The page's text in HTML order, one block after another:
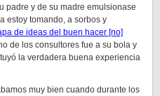
padre y de su madre emulsionase
estoy tomando, a sorbos y
de ideas del buen hacer [no]
de los consultores fue a su bola y
la verdadera buena experiencia
muy bien cuando durante los